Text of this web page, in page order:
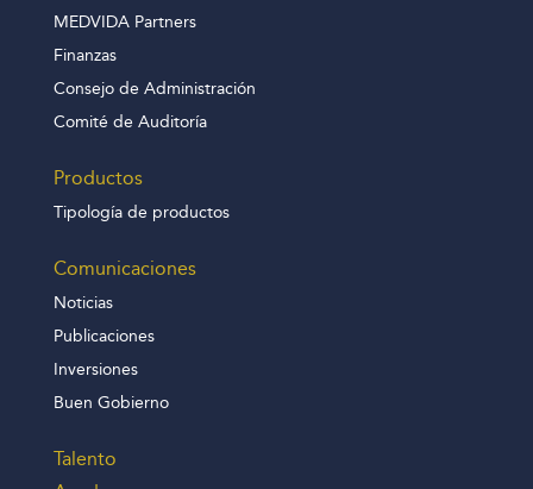
MEDVIDA Partners
Finanzas
Consejo de Administración
Comité de Auditoría
Productos
Tipología de productos
Comunicaciones
Noticias
Publicaciones
Inversiones
Buen Gobierno
Talento